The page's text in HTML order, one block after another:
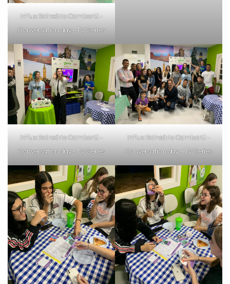
inFlux Balneário Camboriú -
Conversation day - TV Series
inFlux Balneário Camboriú -
Conversation day - TV Series
inFlux Balneário Camboriú -
Conversation day - TV Series